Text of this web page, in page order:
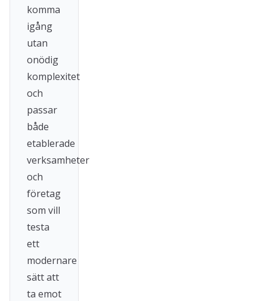
komma
igång
utan
onödig
komplexitet
och
passar
både
etablerade
verksamheter
och
företag
som vill
testa
ett
modernare
sätt att
ta emot